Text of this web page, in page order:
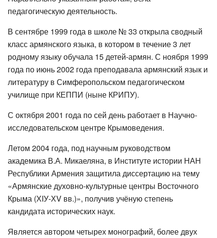
педагогическую деятельность.
В сентябре 1999 года в школе № 33 открыла сводный
класс армянского языка, в котором в течение 3 лет
родному языку обучала 15 детей-армян. С ноября 1999
года по июнь 2002 года преподавала армянский язык и
литературу в Симферопольском педагогическом
училище при КЕППИ (ныне КРИПУ).
С октября 2001 года по сей день работает в Научно-
исследовательском центре Крымоведения.
Летом 2004 года, под научным руководством
академика В.А. Микаеляна, в Институте истории НАН
Республики Армения защитила диссертацию на тему
«Армянские духовно-культурные центры Восточного
Крыма (ХIУ-ХV вв.)», получив учёную степень
кандидата исторических наук.
Является автором четырех монографий, более двух